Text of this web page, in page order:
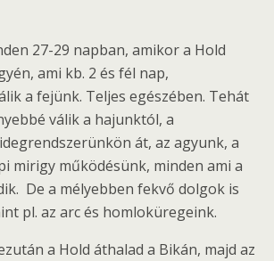
27-29 napban, amikor a Hold
ami kb. 2 és fél nap,
a fejünk. Teljes egészében. Tehát
válik a hajunktól, a
át, az agyunk, a
mirigy működésünk, minden ami a
De a mélyebben fekvő dolgok is
pl. az arc és homloküregeink.
a Hold áthalad a Bikán, majd az